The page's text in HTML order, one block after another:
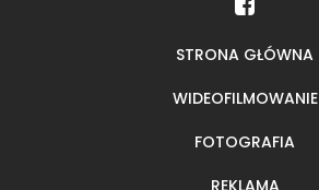
STRONA GŁÓWNA
WIDEOFILMOWANIE
FOTOGRAFIA
REKLAMA